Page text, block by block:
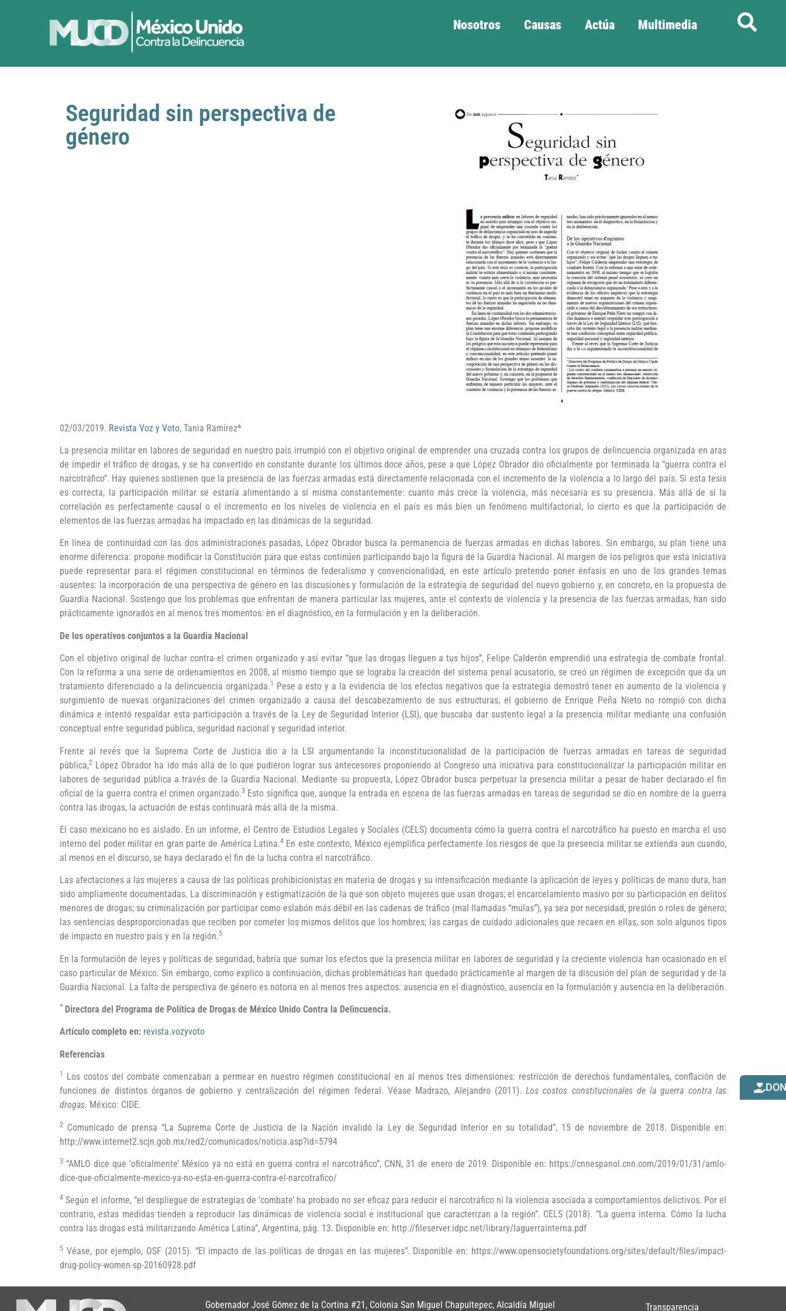
Nosotros Causas Actúa Multimedia
Seguridad sin perspectiva de
género
02/03/2019. Revista Voz y Voto, Tania Ramírez*
La presencia militar en labores de seguridad en nuestro país irrumpió con el objetivo original de emprender una cruzada contra los grupos de delincuencia organizada en aras
de impedir el tráfico de drogas, y se ha convertido en constante durante los últimos doce años, pese a que López Obrador dio oficialmente por terminada la “guerra contra el
narcotráfico”. Hay quienes sostienen que la presencia de las fuerzas armadas está directamente relacionada con el incremento de la violencia a lo largo del país. Si esta tesis
es correcta, la participación militar se estaría alimentando a sí misma constantemente: cuanto más crece la violencia, más necesaria es su presencia. Más allá de si la
correlación es perfectamente causal o el incremento en los niveles de violencia en el país es más bien un fenómeno multifactorial, lo cierto es que la participación de
elementos de las fuerzas armadas ha impactado en las dinámicas de la seguridad.
En línea de continuidad con las dos administraciones pasadas, López Obrador busca la permanencia de fuerzas armadas en dichas labores. Sin embargo, su plan tiene una
enorme diferencia: propone modificar la Constitución para que estas continúen participando bajo la figura de la Guardia Nacional. Al margen de los peligros que esta iniciativa
puede representar para el régimen constitucional en términos de federalismo y convencionalidad, en este artículo pretendo poner énfasis en uno de los grandes temas
ausentes: la incorporación de una perspectiva de género en las discusiones y formulación de la estrategia de seguridad del nuevo gobierno y, en concreto, en la propuesta de
Guardia Nacional. Sostengo que los problemas que enfrentan de manera particular las mujeres, ante el contexto de violencia y la presencia de las fuerzas armadas, han sido
prácticamente ignorados en al menos tres momentos: en el diagnóstico, en la formulación y en la deliberación.
De los operativos conjuntos a la Guardia Nacional
Con el objetivo original de luchar contra el crimen organizado y así evitar “que las drogas lleguen a tus hijos”, Felipe Calderón emprendió una estrategia de combate frontal.
Con la reforma a una serie de ordenamientos en 2008, al mismo tiempo que se lograba la creación del sistema penal acusatorio, se creó un régimen de excepción que da un
tratamiento diferenciado a la delincuencia organizada.1
Pese a esto y a la evidencia de los efectos negativos que la estrategia demostró tener en aumento de la violencia y
surgimiento de nuevas organizaciones del crimen organizado a causa del descabezamiento de sus estructuras, el gobierno de Enrique Peña Nieto no rompió con dicha
dinámica e intentó respaldar esta participación a través de la Ley de Seguridad Interior (LSI), que buscaba dar sustento legal a la presencia militar mediante una confusión
conceptual entre seguridad pública, seguridad nacional y seguridad interior.
Frente al revés que la Suprema Corte de Justicia dio a la LSI argumentando la inconstitucionalidad de la participación de fuerzas armadas en tareas de seguridad
pública,2 López Obrador ha ido más allá de lo que pudieron lograr sus antecesores proponiendo al Congreso una iniciativa para constitucionalizar la participación militar en
labores de seguridad pública a través de la Guardia Nacional. Mediante su propuesta, López Obrador busca perpetuar la presencia militar a pesar de haber declarado el fin
oficial de la guerra contra el crimen organizado.3 Esto significa que, aunque la entrada en escena de las fuerzas armadas en tareas de seguridad se dio en nombre de la guerra
contra las drogas, la actuación de estas continuará más allá de la misma.
El caso mexicano no es aislado. En un informe, el Centro de Estudios Legales y Sociales (CELS) documenta cómo la guerra contra el narcotráfico ha puesto en marcha el uso
interno del poder militar en gran parte de América Latina.4 En este contexto, México ejemplifica perfectamente los riesgos de que la presencia militar se extienda aun cuando,
al menos en el discurso, se haya declarado el fin de la lucha contra el narcotráfico.
Las afectaciones a las mujeres a causa de las políticas prohibicionistas en materia de drogas y su intensificación mediante la aplicación de leyes y políticas de mano dura, han
sido ampliamente documentadas. La discriminación y estigmatización de la que son objeto mujeres que usan drogas; el encarcelamiento masivo por su participación en delitos
menores de drogas; su criminalización por participar como eslabón más débil en las cadenas de tráfico (mal llamadas “mulas”), ya sea por necesidad, presión o roles de género;
las sentencias desproporcionadas que reciben por cometer los mismos delitos que los hombres; las cargas de cuidado adicionales que recaen en ellas, son solo algunos tipos
de impacto en nuestro país y en la región.5
En la formulación de leyes y políticas de seguridad, habría que sumar los efectos que la presencia militar en labores de seguridad y la creciente violencia han ocasionado en el
caso particular de México. Sin embargo, como explico a continuación, dichas problemáticas han quedado prácticamente al margen de la discusión del plan de seguridad y de la
Guardia Nacional. La falta de perspectiva de género es notoria en al menos tres aspectos: ausencia en el diagnóstico, ausencia en la formulación y ausencia en la deliberación.
* Directora del Programa de Política de Drogas de México Unido Contra la Delincuencia.
Artículo completo en: revista.vozyvoto
Referencias
1
Los costos del combate comenzaban a permear en nuestro régimen constitucional en al menos tres dimensiones: restricción de derechos fundamentales, conflación de
funciones de distintos órganos de gobierno y centralización del régimen federal. Véase Madrazo, Alejandro (2011).Los costos constitucionales de la guerra contra las
drogas. México: CIDE.
2
Comunicado de prensa “La Suprema Corte de Justicia de la Nación invalidó la Ley de Seguridad Interior en su totalidad”, 15 de noviembre de 2018. Disponible en:
http://www.internet2.scjn.gob.mx/red2/comunicados/noticia.asp?id=5794
3 “AMLO dice que ‘oficialmente’ México ya no está en guerra contra el narcotráfico”, CNN, 31 de enero de 2019. Disponible en: https://cnnespanol.cnn.com/2019/01/31/amlo-
dice-que-oficialmente-mexico-ya-no-esta-en-guerra-contra-el-narcotrafico/
4 Según el informe, “el despliegue de estrategias de ‘combate’ ha probado no ser eficaz para reducir el narcotráfico ni la violencia asociada a comportamientos delictivos. Por el
contrario, estas medidas tienden a reproducir las dinámicas de violencia social e institucional que caracterizan a la región”. CELS (2018). “La guerra interna. Cómo la lucha
contra las drogas está militarizando América Latina”, Argentina, pág. 13. Disponible en: http://fileserver.idpc.net/library/laguerrainterna.pdf
5 Véase, por ejemplo, OSF (2015). “El impacto de las políticas de drogas en las mujeres”. Disponible en: https://www.opensocietyfoundations.org/sites/default/files/impact-
drug-policy-women-sp-20160928.pdf
Gobernador José Gómez de la Cortina #21, Colonia San Miguel Chapultepec, Alcaldía Miguel Transparencia